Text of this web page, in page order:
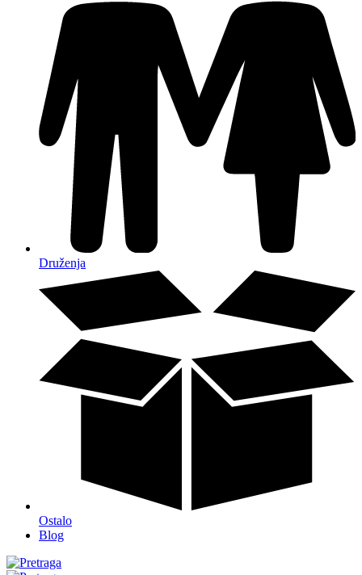
Druženja
Ostalo
Blog